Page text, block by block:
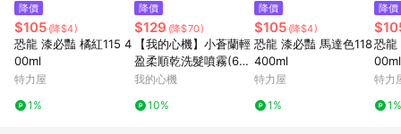
降價
$105 (降$4)
恐龍 漆必豔 橘紅115 4
00ml
特力屋
1%
降價
$129 (降$70)
【我的心機】小蒼蘭輕
盈柔順乾洗髮噴霧(60
ml/瓶)
我的心機
10%
降價
$105 (降$4)
恐龍 漆必豔 馬達色118
400ml
特力屋
1%
降價
恐龍
00ml
特力
1%